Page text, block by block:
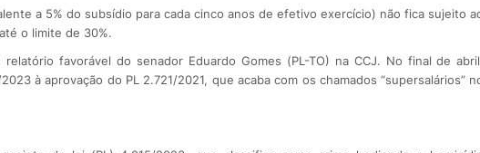
a 5% do subsídio para cada cinco anos de efetivo exercício) não fica sujeito
o limite de 30%.
favorável do senador Eduardo Gomes (PL-TO) na CCJ. No final de
à aprovação do PL 2.721/2021, que acaba com os chamados “supersalários”